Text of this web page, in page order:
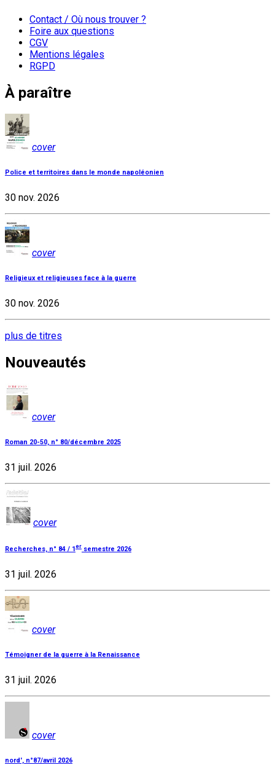
Contact / Où nous trouver ?
Foire aux questions
CGV
Mentions légales
RGPD
À paraître
cover
Police et territoires dans le monde napoléonien
30 nov. 2026
cover
Religieux et religieuses face à la guerre
30 nov. 2026
plus de titres
Nouveautés
cover
Roman 20-50, n° 80/décembre 2025
31 juil. 2026
cover
Recherches, n° 84 / 1 er semestre 2026
31 juil. 2026
cover
Témoigner de la guerre à la Renaissance
31 juil. 2026
cover
nord', n°87/avril 2026